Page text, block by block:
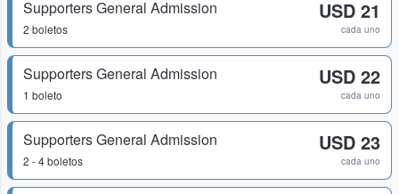
Supporters General Admission
2 boletos
USD 21
cada uno
Supporters General Admission
1 boleto
USD 22
cada uno
Supporters General Admission
2 - 4 boletos
USD 23
cada uno